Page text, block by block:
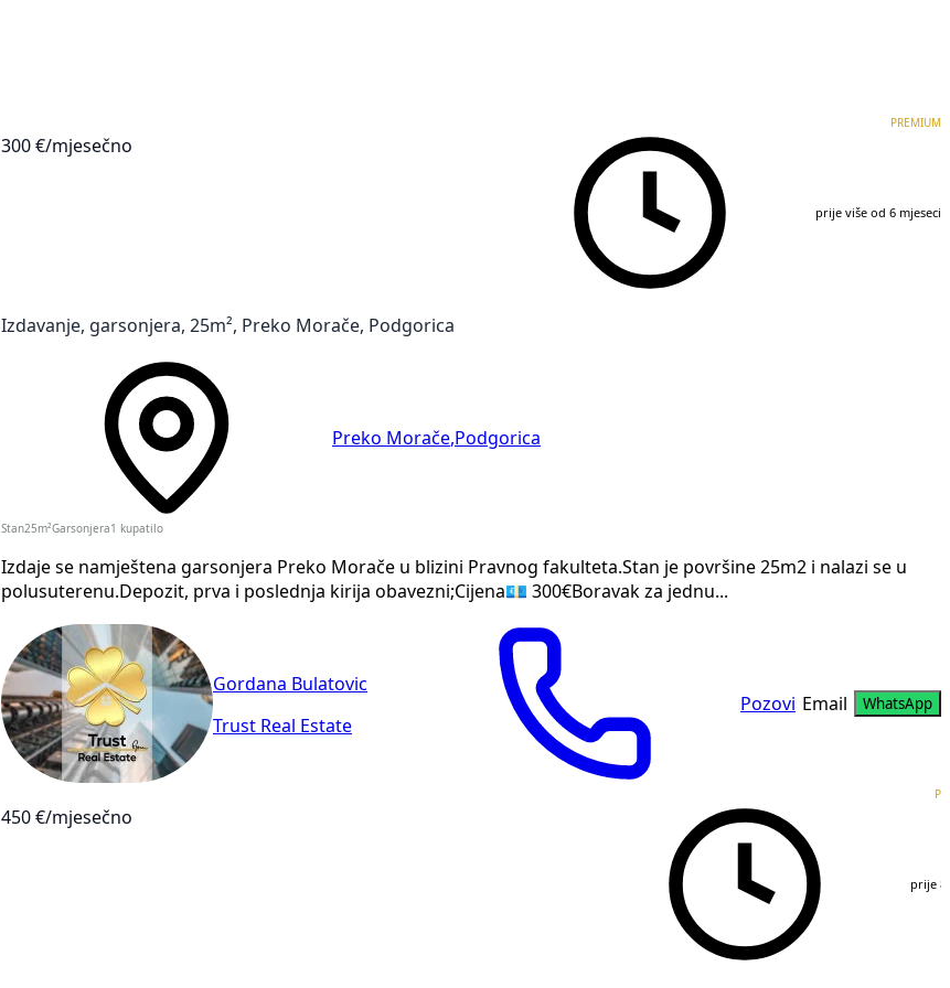
300 €/mjesečno
PREMIUM
prije više od 6 mjeseci
Izdavanje, garsonjera, 25m², Preko Morače, Podgorica
Preko Morače Podgorica
Stan25 m²Garsonjera 1 kupatilo
Izdaje se namještena garsonjera Preko Morače u blizini Pravnog fakulteta.Stan je površine 25m2 i nalazi se u
polusuterenu.Depozit, prva i poslednja kirija obavezni;Cijena💶 300€Boravak za jednu...
Gordana Bulatovic
Trust Real Estate
Pozovi Email WhatsApp
450 €/mjesečno
prije